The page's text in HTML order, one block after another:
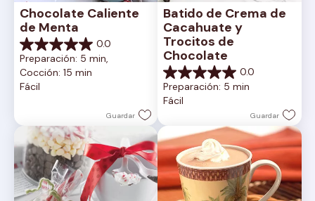
Chocolate Caliente
de Menta
0.0
0.0
de
5
estrellas.
Preparación: 5 min,
Cocción: 15 min
Fácil
Guardar
Batido de Crema de
Cacahuate y
Trocitos de
Chocolate
0.0
0.0
de
5
Preparación: 5 min
Fácil
Guardar